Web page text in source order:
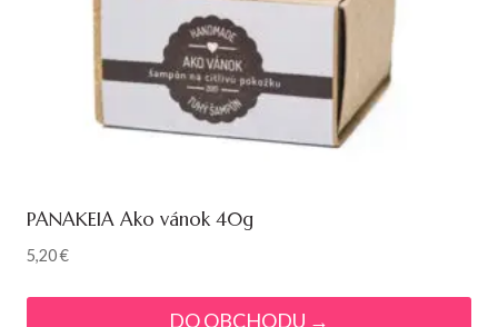
PANAKEIA Ako vánok 40g
5,20€
DO OBCHODU →